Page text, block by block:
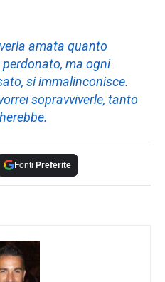
amata quanto
ma ogni
si immalinconisce.
sopravviverle, tanto
Fonti Preferite